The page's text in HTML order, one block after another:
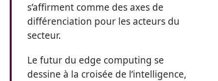
s’affirment comme des axes de
différenciation pour les acteurs du
secteur.
Le futur du edge computing se
dessine à la croisée de l’intelligence,